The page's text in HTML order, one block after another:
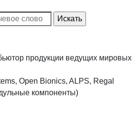
продукции ведущих мировых
Open Bionics, ALPS, Regal
компоненты)